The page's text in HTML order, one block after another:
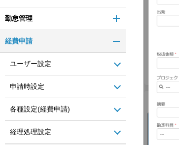
勤怠管理
経費申請
ユーザー設定
申請時設定
各種設定(経費申請)
経理処理設定